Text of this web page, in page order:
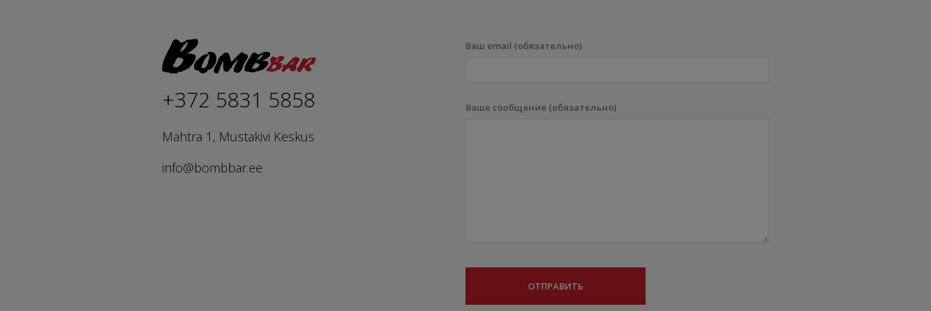
+372 5831 5858
Mahtra 1, Mustakivi Keskus
info@bombbar.ee
Ваш email (обязательно)
Ваше сообщение (обязательно)